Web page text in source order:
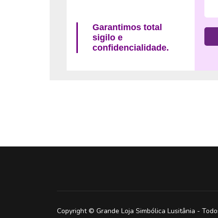
Garantimos total
sigilo e
confidencialidade.
Copyright © Grande Loja Simbólica Lusitânia -